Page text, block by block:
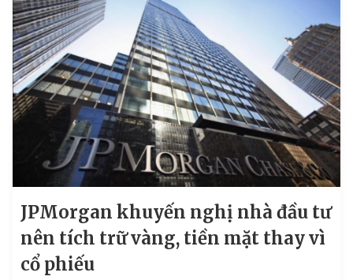
JPMorgan khuyến nghị nhà đầu tư
nên tích trữ vàng, tiền mặt thay vì
cổ phiếu